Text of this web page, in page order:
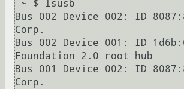
Bus 002 Device 002: ID
Corp.
Bus 002 Device 001: ID
Foundation 2.0 root hub
Bus 001 Device 002: ID
Corp.